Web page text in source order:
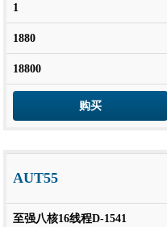
1
1880
18800
购买
AUT55
至强八核16线程D-1541